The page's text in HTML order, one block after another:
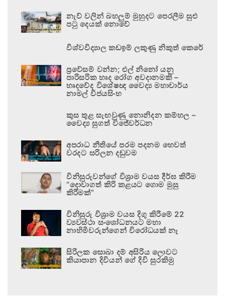
නැව් වලින් බහලුම් මුහුදට පෙරලීම සුළු
පටු දෙයක් නොවේ
විශ්වවිද්‍යාල කඩඉම් ලකුණු නිකුත් කෙරේ
ප්‍රවේසම් වන්න; එල් නිනෝ යනු
පාරිසරික හෘද රෝග අවදානමකි –
හෘදවේද විශේෂඥ වෛද්‍ය මහාචාර්ය
නාමල් විජයසිංහ
කුස තුළ සැඟවුණු නොනිදන කම්හල –
වෛද්‍ය සුගත් විජේවර්ධන
අපරාධ නීතියේ පරම පදනම හෙවත්
වරදට සරිලන දඬුවම
විනිසුරුවන්ගේ විශ්‍රාම වයස දීර්ඝ කිරීම
“දොවාගත් කිරි කළයට ගොම මුසු
කිරීමක්”
විනිසුරු විශ්‍රාම වයස දිගු කිරීමේ 22
ව්‍යවස්ථා සංශෝධනයට මහා
නාහිමිවරුන්ගෙන් විරෝධයක් නෑ
සිරිලක සොබා දම් අසිරිය ලොවට
කියාපාන දිවියන් ගේ දිවි සුරකිමු